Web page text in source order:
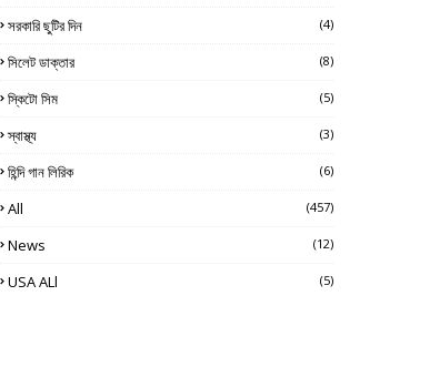
সরকারি ছুটির দিন (4)
সিলেট ডাক্তার (8)
স্কিটো সিম (5)
স্বাস্থ্য (3)
হিন্দি গান লিরিক (6)
All (457)
News (12)
USA ALl (5)